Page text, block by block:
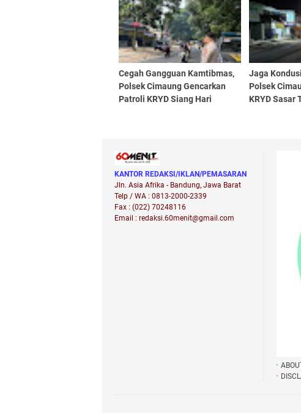
Area Perbelanjaan
Cegah Gangguan Kamtibmas,
Polsek Cimaung Gencarkan
Patroli KRYD Siang Hari
Jaga
Polsek
KRYD Sasar
KANTOR REDAKSI/IKLAN/PEMASARAN
Jln. Asia Afrika - Bandung, Jawa Barat
Telp / WA : 0813-2000-2339
Fax : (022) 70248116
Email : redaksi.60menit@gmail.com